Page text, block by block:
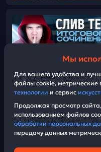
Мы
Для вашего удобства и
файлы cookie, метрические
технологии и сервис
Продолжая просмотр
использованием файлов
обработки персональных
передачу данных